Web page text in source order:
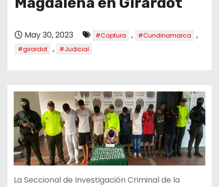
May 30, 2023 #Captura , #Cundinamarca ,
#girardot , #Judicial
La Seccional de Investigación Criminal de la